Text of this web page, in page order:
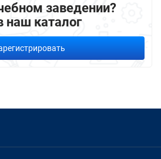
заведении?
наш каталог